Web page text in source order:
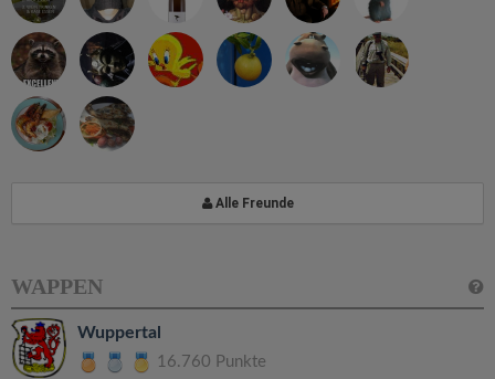
Alle Freunde
WAPPEN
Wuppertal
16.760 Punkte